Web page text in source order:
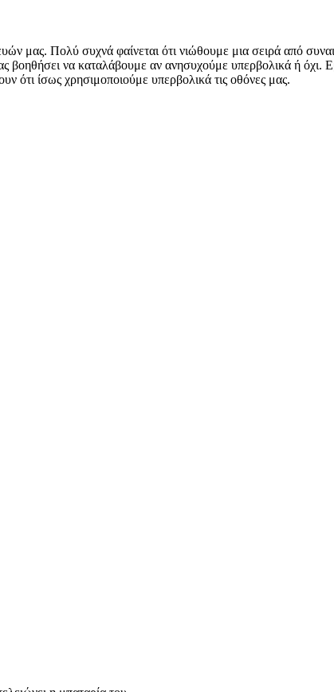
μας. Πολύ συχνά φαίνεται ότι νιώθουμε μια σειρά από
να καταλάβουμε αν ανησυχούμε υπερβολικά ή όχι.
ότι ίσως χρησιμοποιούμε υπερβολικά τις οθόνες μας.